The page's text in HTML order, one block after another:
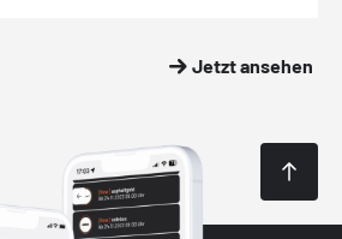
Jetzt ansehen